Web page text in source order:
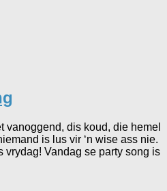
vanoggend, dis koud, die hemel
is lus vir ‘n wise ass nie.
Vandag se party song is